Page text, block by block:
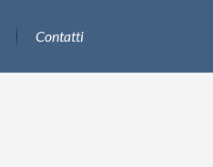
Contatti